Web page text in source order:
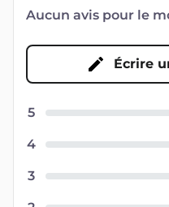
Aucun avis pour le
Écrire
5
4
3